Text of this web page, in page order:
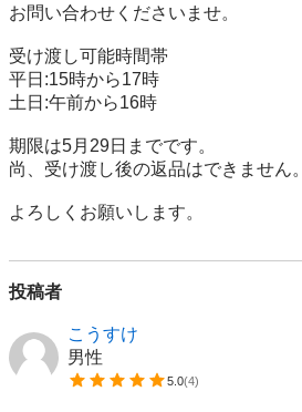
お問い合わせくださいませ。
受け渡し可能時間帯
平日:15時から17時
土日:午前から16時
期限は5月29日までです。
尚、受け渡し後の返品はできません。
よろしくお願いします。
投稿者
こうすけ
男性
5.0(4)